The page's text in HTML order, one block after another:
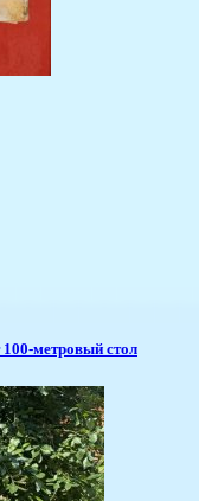
метровый стол